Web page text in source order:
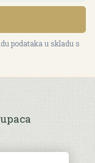
podataka u skladu s